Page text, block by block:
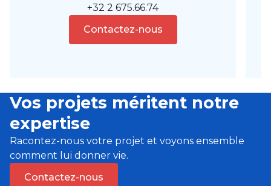
+32 2 675.66.74
Contactez-nous
Vos projets méritent notre
expertise
Racontez-nous votre projet et voyons ensemble
comment lui donner vie.
Contactez-nous